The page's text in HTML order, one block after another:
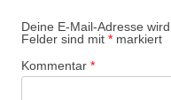
Deine E-Mail-Adresse
Felder sind mit * markiert
Kommentar *